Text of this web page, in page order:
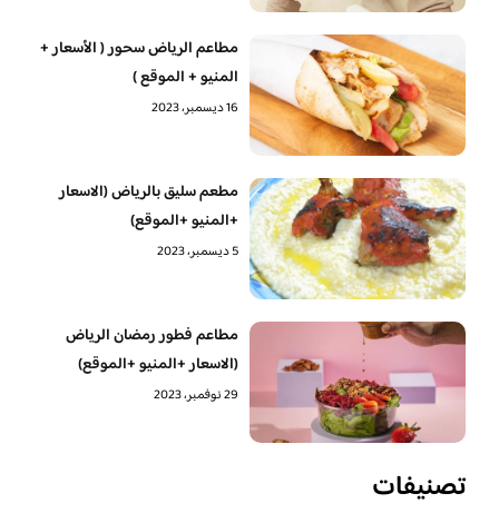
مطاعم الرياض سحور ( الأسعار +
المنيو + الموقع )
16 ديسمبر، 2023
مطعم سليق بالرياض (الاسعار
+المنيو +الموقع)
5 ديسمبر، 2023
مطاعم فطور رمضان الرياض
(الاسعار +المنيو +الموقع)
29 نوفمبر، 2023
تصنيفات